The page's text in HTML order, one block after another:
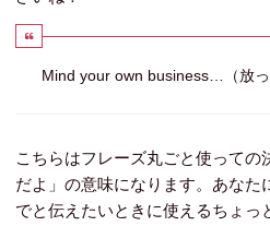
Mind your own business…（放
こちらはフレーズ丸ごと使って
だよ」の意味になります。あなた
でと伝えたいときに使えるちょっ